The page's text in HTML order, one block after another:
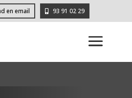
en email 93 91 02 29